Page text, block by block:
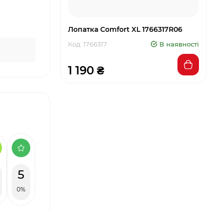
5
0%
Лопатка Comfort XL 1766317R06
Код: 1766317 В наявності
1 190 ₴